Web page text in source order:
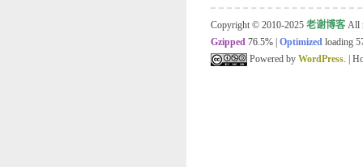
Copyright © 2010-2025 老谢博客 All
Gzipped 76.5% Optimized loading
Powered by WordPress. |